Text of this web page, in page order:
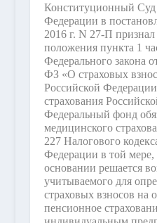
Конституционный Суд
Федерации в
2016 г. N 27-П
положения пункта 1
Федерального закона
ФЗ «О страховых
Российской
страхования
Федеральный фонд
медицинского
227 Налогового
Федерации в той мере,
основании решается
учитываемого для
страховых взносов на
пенсионное